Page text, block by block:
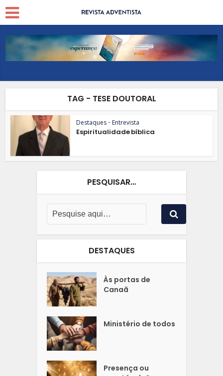
TAG - TESE DOUTORAL
Destaques • Entrevista
Espiritualidade bíblica
PESQUISAR…
DESTAQUES
Às portas de
Canaã
Ministério de todos
Presença ou